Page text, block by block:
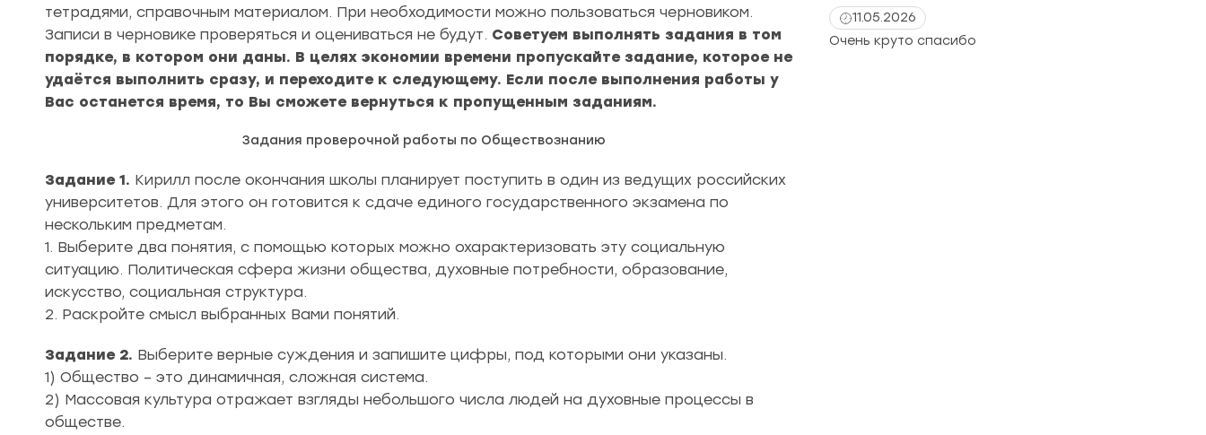
тетрадями, справочным материалом. При необходимости можно пользоваться черновиком.
Записи в черновике проверяться и оцениваться не будут. Советуем выполнять задания в том
порядке, в котором они даны. В целях экономии времени пропускайте задание, которое не
удаётся выполнить сразу, и переходите к следующему. Если после выполнения работы у
Вас останется время, то Вы сможете вернуться к пропущенным заданиям.
Задания проверочной работы по Обществознанию
Задание 1. Кирилл после окончания школы планирует поступить в один из ведущих российских
университетов. Для этого он готовится к сдаче единого государственного экзамена по
нескольким предметам.
1. Выберите два понятия, с помощью которых можно охарактеризовать эту социальную
ситуацию. Политическая сфера жизни общества, духовные потребности, образование,
искусство, социальная структура.
2. Раскройте смысл выбранных Вами понятий.
Задание 2. Выберите верные суждения и запишите цифры, под которыми они указаны.
1) Общество – это динамичная, сложная система.
2) Массовая культура отражает взгляды небольшого числа людей на духовные процессы в
обществе.
11.05.2026
Очень круто спасибо